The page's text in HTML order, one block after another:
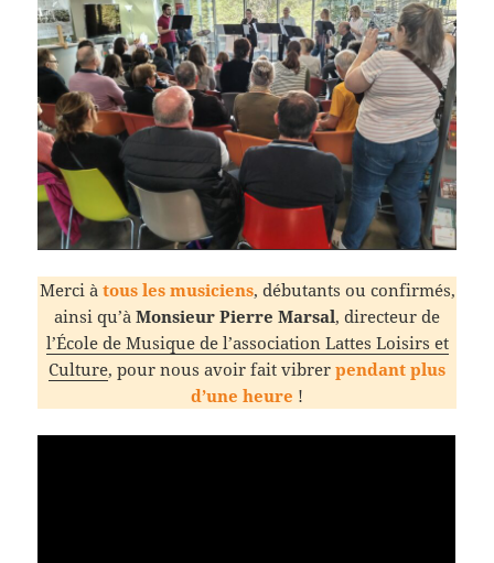
Merci à tous les musiciens, débutants ou confirmés,
ainsi qu’à Monsieur Pierre Marsal, directeur de
l’École de Musique de l’association Lattes Loisirs et
Culture, pour nous avoir fait vibrer pendant plus
d’une heure !